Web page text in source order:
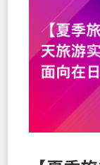
打
母
国
固
定
电
话
的
「
Link
成
本
活